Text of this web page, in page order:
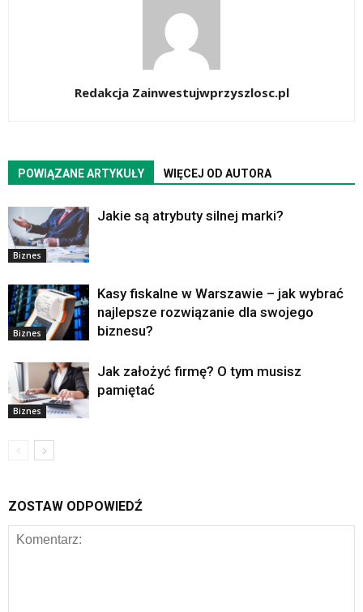
Redakcja Zainwestujwprzyszlosc.pl
POWIĄZANE ARTYKUŁY WIĘCEJ OD AUTORA
Biznes
Jakie są atrybuty silnej marki?
Biznes
Kasy fiskalne w Warszawie – jak wybrać
najlepsze rozwiązanie dla swojego
biznesu?
Biznes
Jak założyć firmę? O tym musisz
pamiętać
ZOSTAW ODPOWIEDŹ